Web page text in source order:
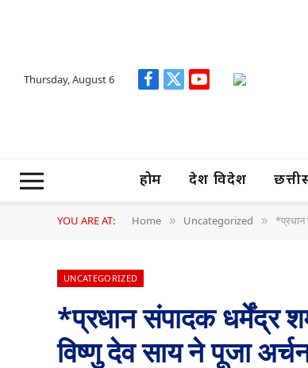
Thursday, August 6 Facebook
X
YouTube
होम देश विदेश
YOU ARE AT: Home » Uncategorized » *प्रधान
UNCATEGORIZED
*प्रधान संपादक धर्मेंद्र
विष्णु देव साय ने पूजा